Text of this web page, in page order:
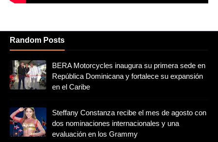
Random Posts
BERA Motorcycles inaugura su primera sede en
República Dominicana y fortalece su expansión
en el Caribe
Steffany Constanza recibe el mes de agosto con
dos nominaciones internacionales y una
evaluación en los Grammy